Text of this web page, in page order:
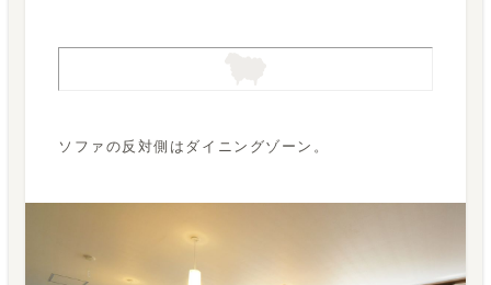
ソファの反対側はダイニングゾーン。